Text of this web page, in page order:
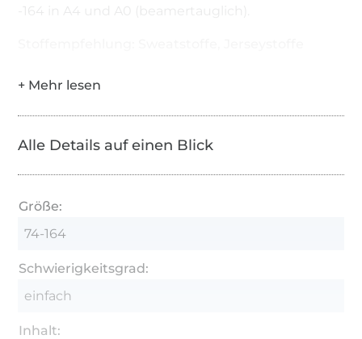
-164 in A4 und A0 (beamertauglich).
Alle Details auf einen Blick
Größe:
74-164
Schwierigkeitsgrad:
einfach
Inhalt: